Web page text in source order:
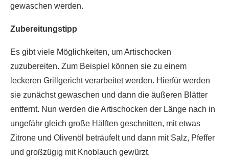
gewaschen werden.
Zubereitungstipp
Es gibt viele Möglichkeiten, um Artischocken
zuzubereiten. Zum Beispiel können sie zu einem
leckeren Grillgericht verarbeitet werden. Hierfür werden
sie zunächst gewaschen und dann die äußeren Blätter
entfernt. Nun werden die Artischocken der Länge nach in
ungefähr gleich große Hälften geschnitten, mit etwas
Zitrone und Olivenöl beträufelt und dann mit Salz, Pfeffer
und großzügig mit Knoblauch gewürzt.